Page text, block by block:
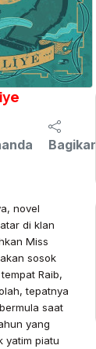
Bagikan
novel
di klan
Miss
sosok
Raib,
tepatnya
saat
yang
yatim piatu